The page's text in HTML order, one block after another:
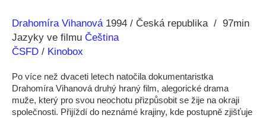
Režie
Drahomíra Vihanová
Rok 1994 Česká republika
97min
Jazyky ve filmu Čeština
ČSFD / Kinobox
Po více než dvaceti letech natočila dokumentaristka
Drahomíra Vihanová druhý hraný film, alegorické drama
muže, který pro svou neochotu přizpůsobit se žije na okraji
společnosti. Přijíždí do neznámé krajiny, kde postupně zjišťuje